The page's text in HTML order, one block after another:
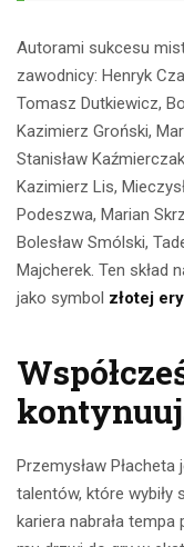
Autorami sukcesu
zawodnicy: Henryk
Tomasz Dutkiewicz,
Kazimierz Groński,
Stanisław
Kazimierz Lis,
Podeszwa, Marian
Bolesław Smólski,
Majcherek. Ten skład
jako symbol złotej
Przemysław
talentów, które wybiły
kariera nabrała